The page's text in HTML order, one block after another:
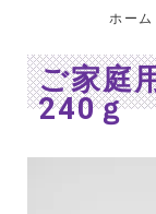
ホーム
ご家
240ｇ